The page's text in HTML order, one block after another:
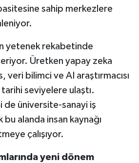
sahip merkezlere
yetenek rekabetinde
Üretken yapay zeka
veri bilimci ve AI araştırmacısı
seviyelere ulaştı.
de üniversite-sanayi iş
bu alanda insan kaynağı
çalışıyor.
yeni dönem